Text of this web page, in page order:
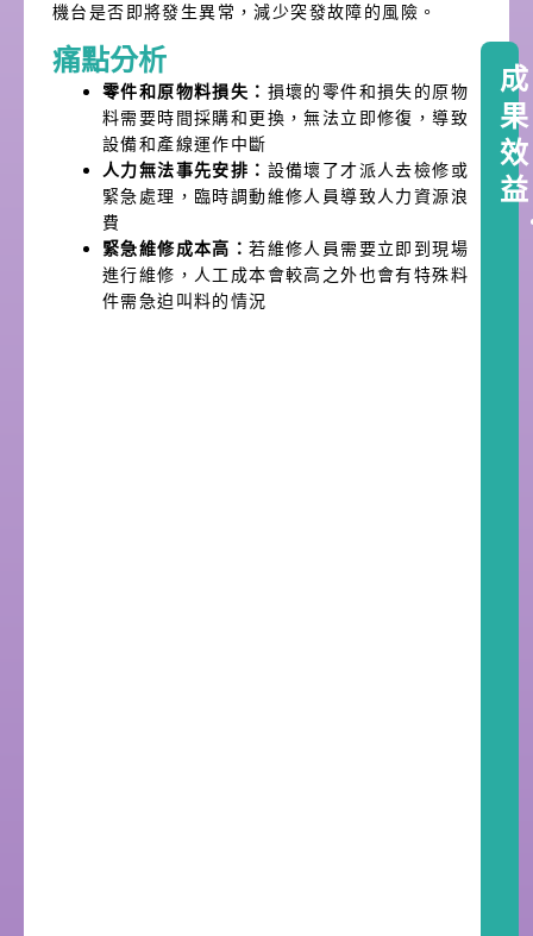
機台是否即將發生異常，減少突發故障的風險。
痛點分析
零件和原物料損失： 損壞的零件和損失的原物
料需要時間採購和更換，無法立即修復，導致
設備和產線運作中斷
人力無法事先安排： 設備壞了才派人去檢修或
緊急處理，臨時調動維修人員導致人力資源浪
費
緊急維修成本高：若維修人員需要立即到現場
進行維修，人工成本會較高之外也會有特殊料
件需急迫叫料的情況
成
果
效
益